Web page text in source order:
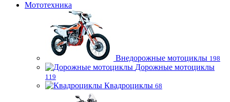
Мототехника
Внедорожные мотоциклы 198
Дорожные мотоциклы
119
Квадроциклы 68